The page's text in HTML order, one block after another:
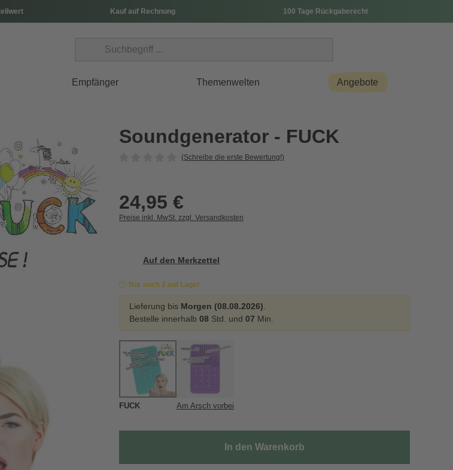
Kauf auf Rechnung 100 Tage Rückgaberecht
Empfänger Themenwelten Angebote
Soundgenerator - FUCK
(Schreibe die erste Bewertung!)
24,95 €
Preise inkl. MwSt. zzgl. Versandkosten
Auf den Merkzettel
Nur noch 2 auf Lager
Lieferung bis Morgen (08.08.2026)
Bestelle innerhalb 08 Std. und 07 Min.
FUCK Am Arsch vorbei
In den Warenkorb